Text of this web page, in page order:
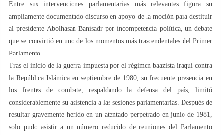
Entre sus intervenciones parlamentarias más relevantes figura su
ampliamente documentado discurso en apoyo de la moción para destituir
al presidente Abolhasan Banisadr por incompetencia política, un debate
que se convirtió en uno de los momentos más trascendentales del Primer
Parlamento.
Tras el inicio de la guerra impuesta por el régimen baazista iraquí contra
la República Islámica en septiembre de 1980, su frecuente presencia en
los frentes de combate, respaldando la defensa del país, limitó
considerablemente su asistencia a las sesiones parlamentarias. Después de
resultar gravemente herido en un atentado perpetrado en junio de 1981,
solo pudo asistir a un número reducido de reuniones del Parlamento